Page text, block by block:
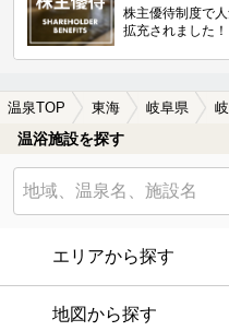
株主優待制度で
拡充されました！
温泉TOP 東海 岐阜県
温浴施設を探す
エリアから探す
地図から探す